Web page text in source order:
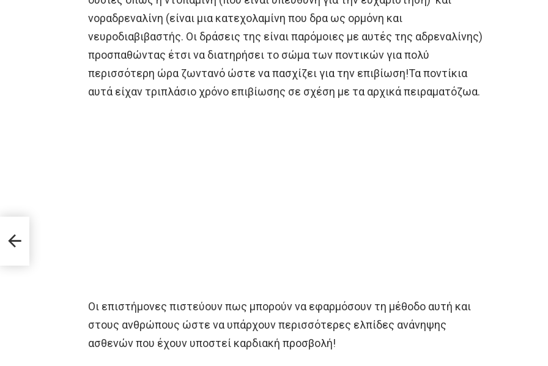
νοραδρεναλίνη (είναι μια κατεχολαμίνη που δρα ως ορμόνη και
νευροδιαβιβαστής. Οι δράσεις της είναι παρόμοιες με αυτές της αδρεναλίνης)
προσπαθώντας έτσι να διατηρήσει το σώμα των ποντικών για πολύ
περισσότερη ώρα ζωντανό ώστε να πασχίζει για την επιβίωση!Τα ποντίκια
αυτά είχαν τριπλάσιο χρόνο επιβίωσης σε σχέση με τα αρχικά πειραματόζωα.
Οι επιστήμονες πιστεύουν πως μπορούν να εφαρμόσουν τη μέθοδο αυτή και
στους ανθρώπους ώστε να υπάρχουν περισσότερες ελπίδες ανάνηψης
ασθενών που έχουν υποστεί καρδιακή προσβολή!